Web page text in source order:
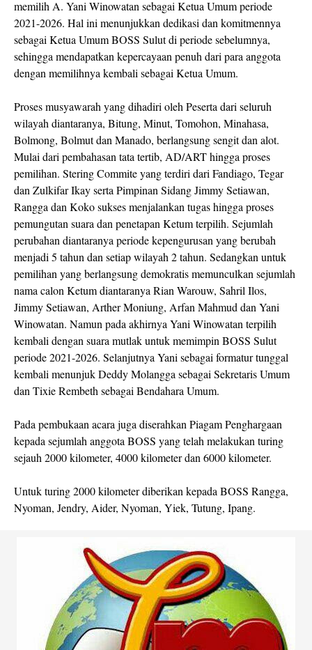
memilih A. Yani Winowatan sebagai Ketua Umum periode
2021-2026. Hal ini menunjukkan dedikasi dan komitmennya
sebagai Ketua Umum BOSS Sulut di periode sebelumnya,
sehingga mendapatkan kepercayaan penuh dari para anggota
dengan memilihnya kembali sebagai Ketua Umum.
Proses musyawarah yang dihadiri oleh Peserta dari seluruh
wilayah diantaranya, Bitung, Minut, Tomohon, Minahasa,
Bolmong, Bolmut dan Manado, berlangsung sengit dan alot.
Mulai dari pembahasan tata tertib, AD/ART hingga proses
pemilihan. Stering Commite yang terdiri dari Fandiago, Tegar
dan Zulkifar Ikay serta Pimpinan Sidang Jimmy Setiawan,
Rangga dan Koko sukses menjalankan tugas hingga proses
pemungutan suara dan penetapan Ketum terpilih. Sejumlah
perubahan diantaranya periode kepengurusan yang berubah
menjadi 5 tahun dan setiap wilayah 2 tahun. Sedangkan untuk
pemilihan yang berlangsung demokratis memunculkan sejumlah
nama calon Ketum diantaranya Rian Warouw, Sahril Ilos,
Jimmy Setiawan, Arther Moniung, Arfan Mahmud dan Yani
Winowatan. Namun pada akhirnya Yani Winowatan terpilih
kembali dengan suara mutlak untuk memimpin BOSS Sulut
periode 2021-2026. Selanjutnya Yani sebagai formatur tunggal
kembali menunjuk Deddy Molangga sebagai Sekretaris Umum
dan Tixie Rembeth sebagai Bendahara Umum.
Pada pembukaan acara juga diserahkan Piagam Penghargaan
kepada sejumlah anggota BOSS yang telah melakukan turing
sejauh 2000 kilometer, 4000 kilometer dan 6000 kilometer.
Untuk turing 2000 kilometer diberikan kepada BOSS Rangga,
Nyoman, Jendry, Aider, Nyoman, Yiek, Tutung, Ipang.